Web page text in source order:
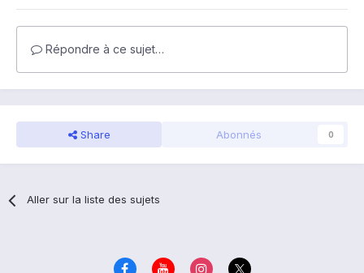
Répondre à ce sujet…
Share Abonnés 0
Aller sur la liste des sujets